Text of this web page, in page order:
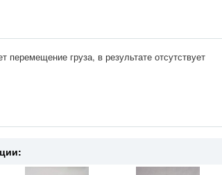
груза, в результате отсутствует